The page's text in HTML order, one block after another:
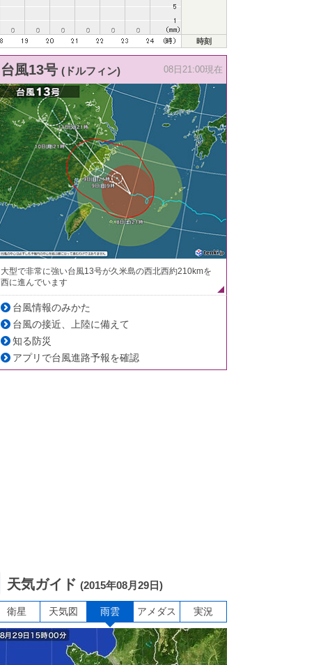
時刻
台風13号 (ドルフィン) 08日21:00現在
大型で非常に強い台風13号が久米島の西北西約210kmを
西に進んでいます
台風情報のみかた
台風の接近、上陸に備えて
知る防災
アプリで台風進路予報を確認
天気ガイド (2015年08月29日)
衛星 天気図 雨雲 アメダス 実況